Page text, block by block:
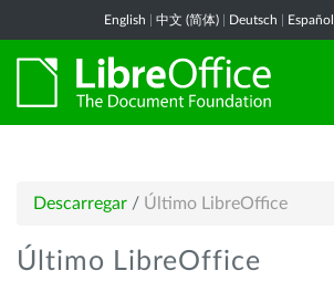
English 中文 (简体) Deutsch Español
Descarregar / Último LibreOffice
Último LibreOffice